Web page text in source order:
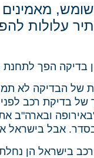
עלולות
בדיקה הפך לתחנת
של הבדיקה לא
בדיקת רכב לפני
אבל בישראל